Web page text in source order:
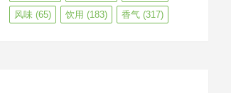
风味 (65) 饮用 (183) 香气 (317)